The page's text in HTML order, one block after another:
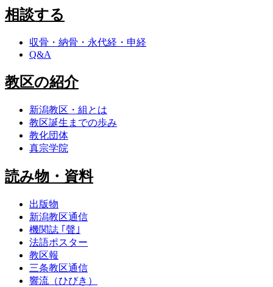
相談する
収骨・納骨・永代経・申経
Q&A
教区の紹介
新潟教区・組とは
教区誕生までの歩み
教化団体
真宗学院
読み物・資料
出版物
新潟教区通信
機関誌 ｢聲｣
法語ポスター
教区報
三条教区通信
響流（ひびき）